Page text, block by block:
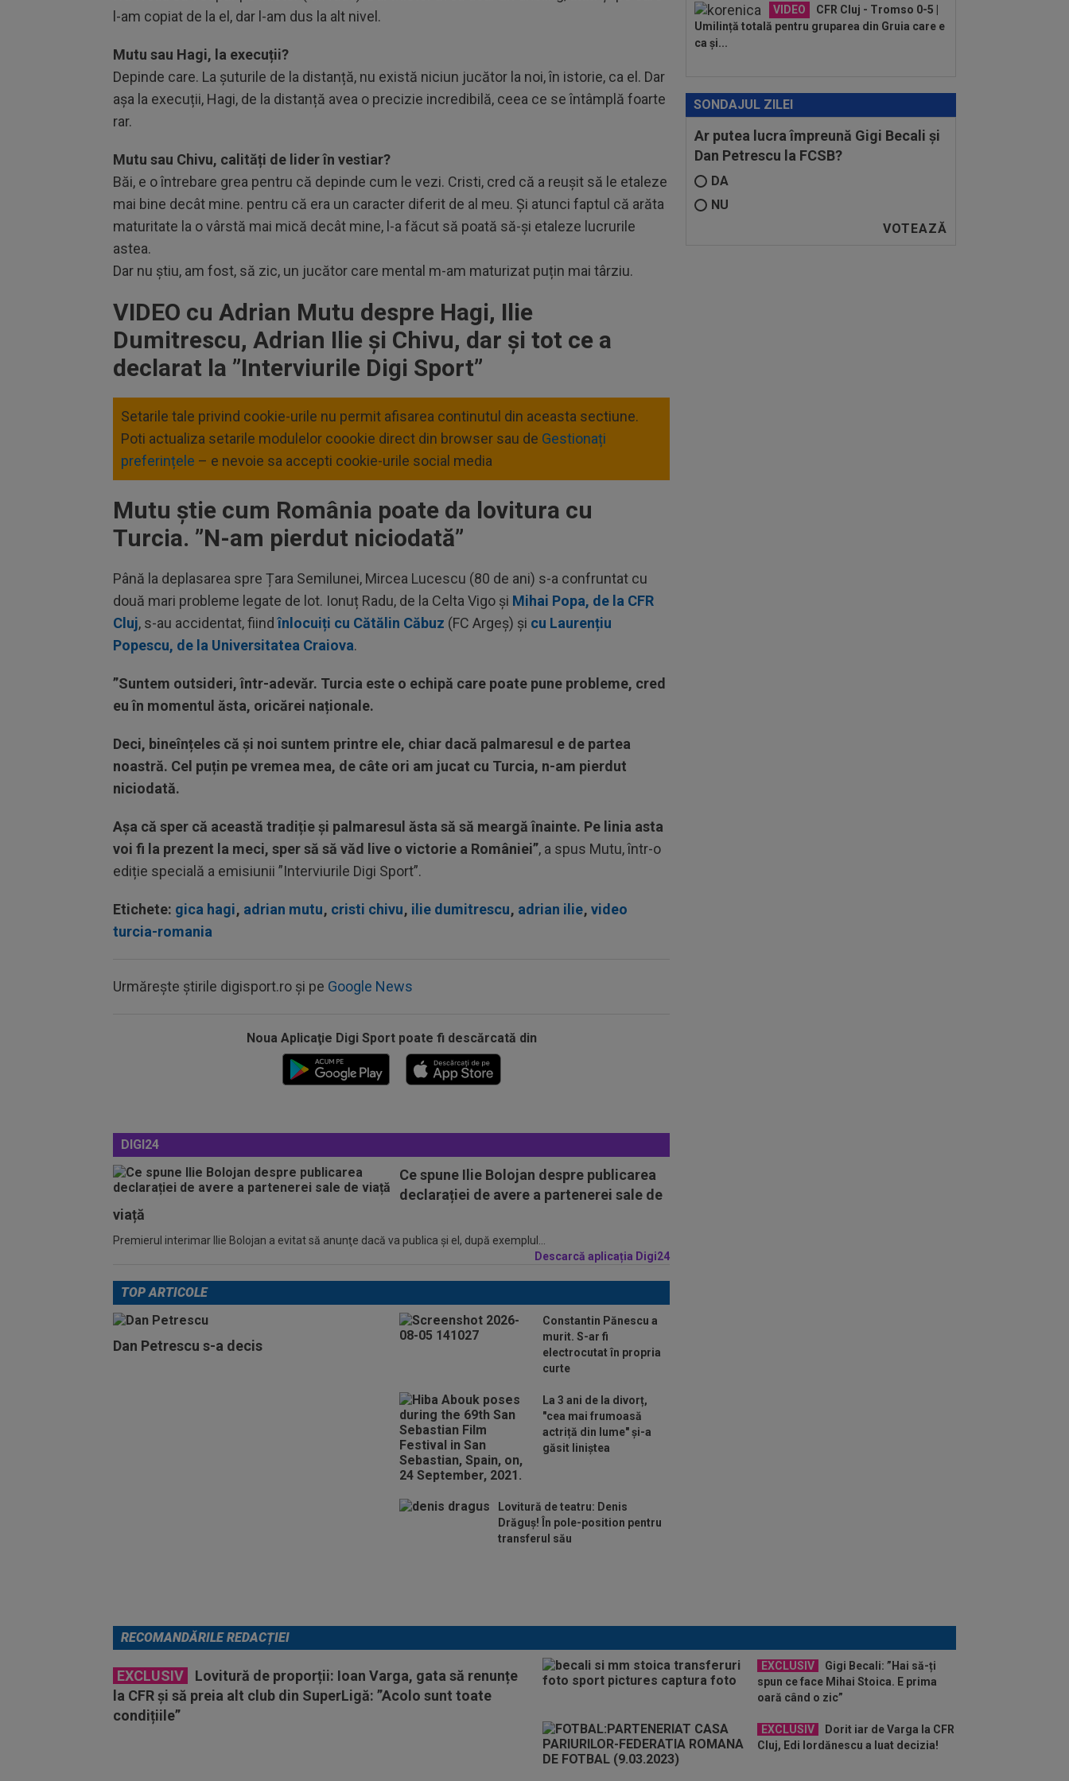
l-am copiat de la el, dar l-am dus la alt nivel.
Mutu sau Hagi, la execuții?
Depinde care. La șuturile de la distanță, nu există niciun jucător la noi, în istorie, ca el. Dar
așa la execuții, Hagi, de la distanță avea o precizie incredibilă, ceea ce se întâmplă foarte
rar.
Mutu sau Chivu, calități de lider în vestiar?
Băi, e o întrebare grea pentru că depinde cum le vezi. Cristi, cred că a reușit să le etaleze
mai bine decât mine. pentru că era un caracter diferit de al meu. Și atunci faptul că arăta
maturitate la o vârstă mai mică decât mine, l-a făcut să poată să-și etaleze lucrurile
astea.
Dar nu știu, am fost, să zic, un jucător care mental m-am maturizat puțin mai târziu.
VIDEO cu Adrian Mutu despre Hagi, Ilie
Dumitrescu, Adrian Ilie și Chivu, dar și tot ce a
declarat la ”Interviurile Digi Sport”
Setarile tale privind cookie-urile nu permit afisarea continutul din aceasta sectiune.
Poti actualiza setarile modulelor coookie direct din browser sau de Gestionați
preferințele – e nevoie sa accepti cookie-urile social media
Mutu știe cum România poate da lovitura cu
Turcia. ”N-am pierdut niciodată”
Până la deplasarea spre Țara Semilunei, Mircea Lucescu (80 de ani) s-a confruntat cu
două mari probleme legate de lot. Ionuț Radu, de la Celta Vigo și Mihai Popa, de la CFR
Cluj, s-au accidentat, fiindînlocuiți cu Cătălin Căbuz (FC Argeș) și cu Laurențiu
Popescu, de la Universitatea Craiova.
”Suntem outsideri,într-adevăr. Turcia este o echipă care poate pune probleme, cred
eu în momentul ăsta, oricărei naționale.
Deci, bineînțeles că și noi suntem printre ele, chiar dacă palmaresul e de partea
noastră. Cel puțin pe vremea mea, de câte ori am jucat cu Turcia, n-am pierdut
niciodată.
Așa că sper că această tradiție și palmaresul ăsta să să meargă înainte. Pe linia asta
voi fi la prezent la meci, sper să să văd live o victorie a României”, a spus Mutu, într-o
ediție specială a emisiunii ”Interviurile Digi Sport”.
Etichete: gica hagi, adrian mutu, cristi chivu, ilie dumitrescu, adrian ilie, video
turcia-romania
Urmărește știrile digisport.ro și pe Google News
Noua Aplicaţie Digi Sport poate fi descărcată din
DIGI24
Ce spune Ilie Bolojan despre publicarea
declarației de avere a partenerei sale de
viață
Premierul interimar Ilie Bolojan a evitat să anunţe dacă va publica şi el, după exemplul...
Descarcă aplicația Digi24
VIDEO
CFR Cluj - Tromso 0-5 |
Umilință totală pentru gruparea din Gruia care e
ca și...
SONDAJUL ZILEI
Ar putea lucra împreună Gigi Becali și
Dan Petrescu la FCSB?
DA
NU
TOP ARTICOLE
Dan Petrescu s-a decis
Constantin Pănescu a
murit. S-ar fi
electrocutat în propria
curte
La 3 ani de la divorț,
"cea mai frumoasă
actriță din lume" și-a
găsit liniștea
Lovitură de teatru: Denis
Drăguș! În pole-position pentru
transferul său
RECOMANDĂRILE REDACȚIEI
EXCLUSIV
Lovitură de proporții: Ioan Varga, gata să renunțe
la CFR și să preia alt club din SuperLigă: ”Acolo sunt toate
condițiile”
EXCLUSIV
Gigi Becali: ”Hai să-ți
spun ce face Mihai Stoica. E prima
oară când o zic”
EXCLUSIV
Dorit iar de Varga la CFR
Cluj, Edi Iordănescu a luat decizia!